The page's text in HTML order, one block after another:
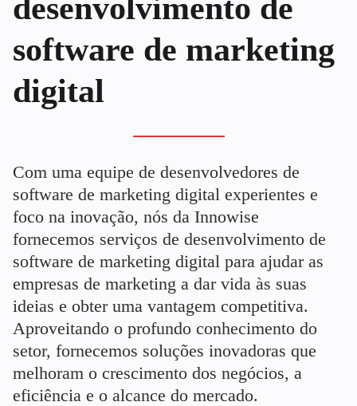
desenvolvimento de
software de marketing
digital
Com uma equipe de desenvolvedores de
software de marketing digital experientes e
foco na inovação, nós da Innowise
fornecemos serviços de desenvolvimento de
software de marketing digital para ajudar as
empresas de marketing a dar vida às suas
ideias e obter uma vantagem competitiva.
Aproveitando o profundo conhecimento do
setor, fornecemos soluções inovadoras que
melhoram o crescimento dos negócios, a
eficiência e o alcance do mercado.